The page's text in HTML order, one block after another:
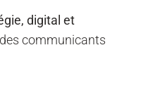
digital et
communicants